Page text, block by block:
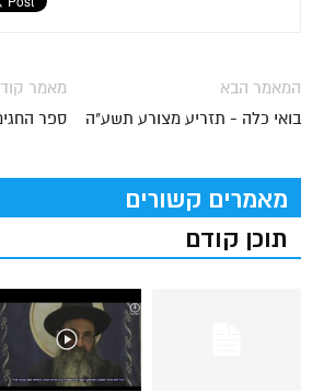
מאמר
ספר
המאמר הבא
בואי כלה - תזריע מצורע תשע"ה
מאמרים קשורים
תוכן קודם